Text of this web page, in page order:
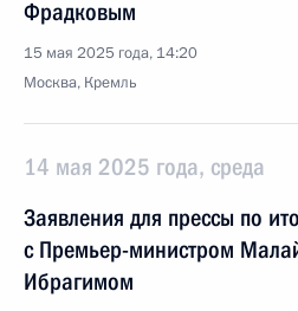
Фрадковым
15 мая 2025 года, 14:20
Москва, Кремль
14 мая 2025 года, среда
Заявления для прессы по
с Премьер-министром
Ибрагимом